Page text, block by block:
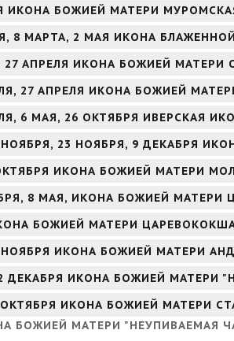
ИКОНА БОЖИЕЙ МАТЕРИ
8 МАРТА, 2 МАЯ ИКОНА
27 АПРЕЛЯ ИКОНА БОЖИЕЙ МАТЕРИ
27 АПРЕЛЯ ИКОНА БОЖИЕЙ
6 МАЯ, 26 ОКТЯБРЯ ИВЕРСКАЯ
НОЯБРЯ, 23 НОЯБРЯ, 9 ДЕКАБРЯ
ИКОНА БОЖИЕЙ МАТЕРИ
8 МАЯ, ИКОНА БОЖИЕЙ МАТЕРИ
БОЖИЕЙ МАТЕРИ
НОЯБРЯ ИКОНА БОЖИЕЙ МАТЕРИ
ДЕКАБРЯ ИКОНА БОЖИЕЙ МАТЕРИ
ИКОНА БОЖИЕЙ МАТЕРИ
БОЖИЕЙ МАТЕРИ "НЕУПИВАЕМАЯ